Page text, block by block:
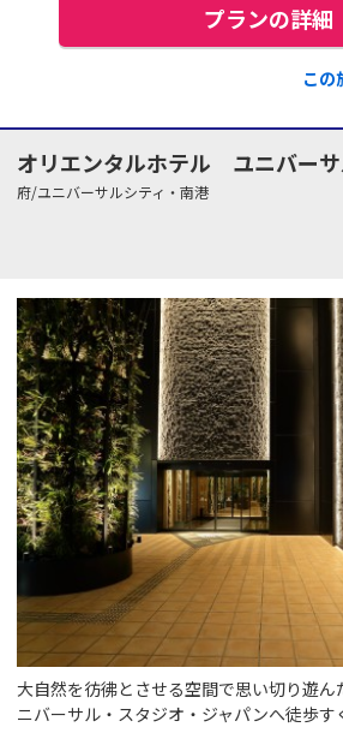
プランの詳細
この
オリエンタルホテル ユニバーサ
府/ユニバーサルシティ・南港
大自然を彷彿とさせる空間で思い切り遊
ニバーサル・スタジオ・ジャパンへ徒歩